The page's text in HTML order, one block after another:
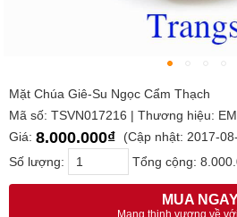
Mặt Chúa Giê-Su Ngọc Cẩm Thạch
Mã số: TSVN017216 | Thương hiệu:
Giá: 8.000.000₫
(Cập nhật: 2017-
Số lượng:
Tổng cộng:
MUA